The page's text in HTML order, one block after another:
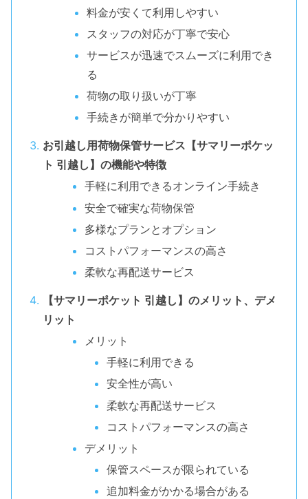
料金が安くて利用しやすい
スタッフの対応が丁寧で安心
サービスが迅速でスムーズに利用でき
る
荷物の取り扱いが丁寧
手続きが簡単で分かりやすい
お引越し用荷物保管サービス【サマリーポケッ
ト 引越し】の機能や特徴
手軽に利用できるオンライン手続き
安全で確実な荷物保管
多様なプランとオプション
コストパフォーマンスの高さ
柔軟な再配送サービス
【サマリーポケット 引越し】のメリット、デメ
リット
メリット
手軽に利用できる
安全性が高い
柔軟な再配送サービス
コストパフォーマンスの高さ
デメリット
保管スペースが限られている
追加料金がかかる場合がある